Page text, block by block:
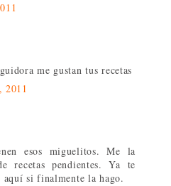
me gustan tus recetas
2011
esos miguelitos. Me la
recetas pendientes. Ya te
aquí si finalmente la hago.